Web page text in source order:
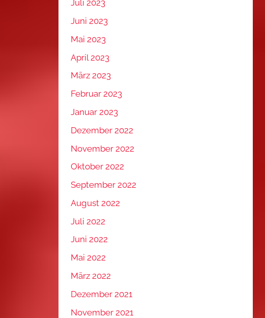
Juli 2023
Juni 2023
Mai 2023
April 2023
März 2023
Februar 2023
Januar 2023
Dezember 2022
November 2022
Oktober 2022
September 2022
August 2022
Juli 2022
Juni 2022
Mai 2022
März 2022
Dezember 2021
November 2021